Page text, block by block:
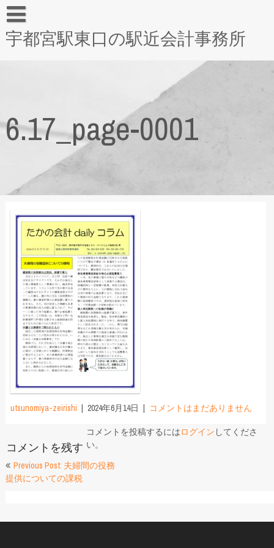
宇都宮駅東口の駅近会計事務所
6.17_page-0001
utsunomiya-zeirishi 2024年6月14日 コメントはまだありません
コメントを残す
コメントを投稿するにはログイン してくださ
い。
投
稿
ビ
Previous Post: 夫婦間の役務
提供についての課税